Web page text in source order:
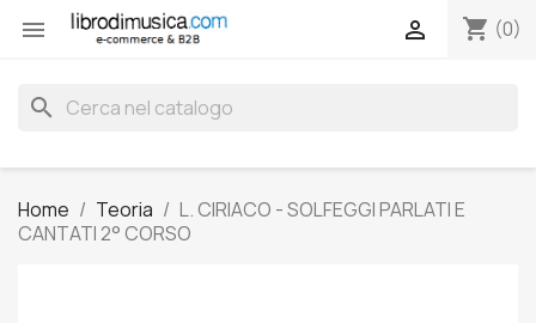
 shopping_cart (0)

search
Home Teoria
L. CIRIACO - SOLFEGGI PARLATI E
CANTATI 2° CORSO